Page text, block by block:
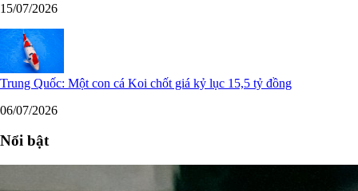
15/07/2026
Trung Quốc: Một con cá Koi chốt giá kỷ lục 15,5 tỷ đồng
06/07/2026
Nổi bật